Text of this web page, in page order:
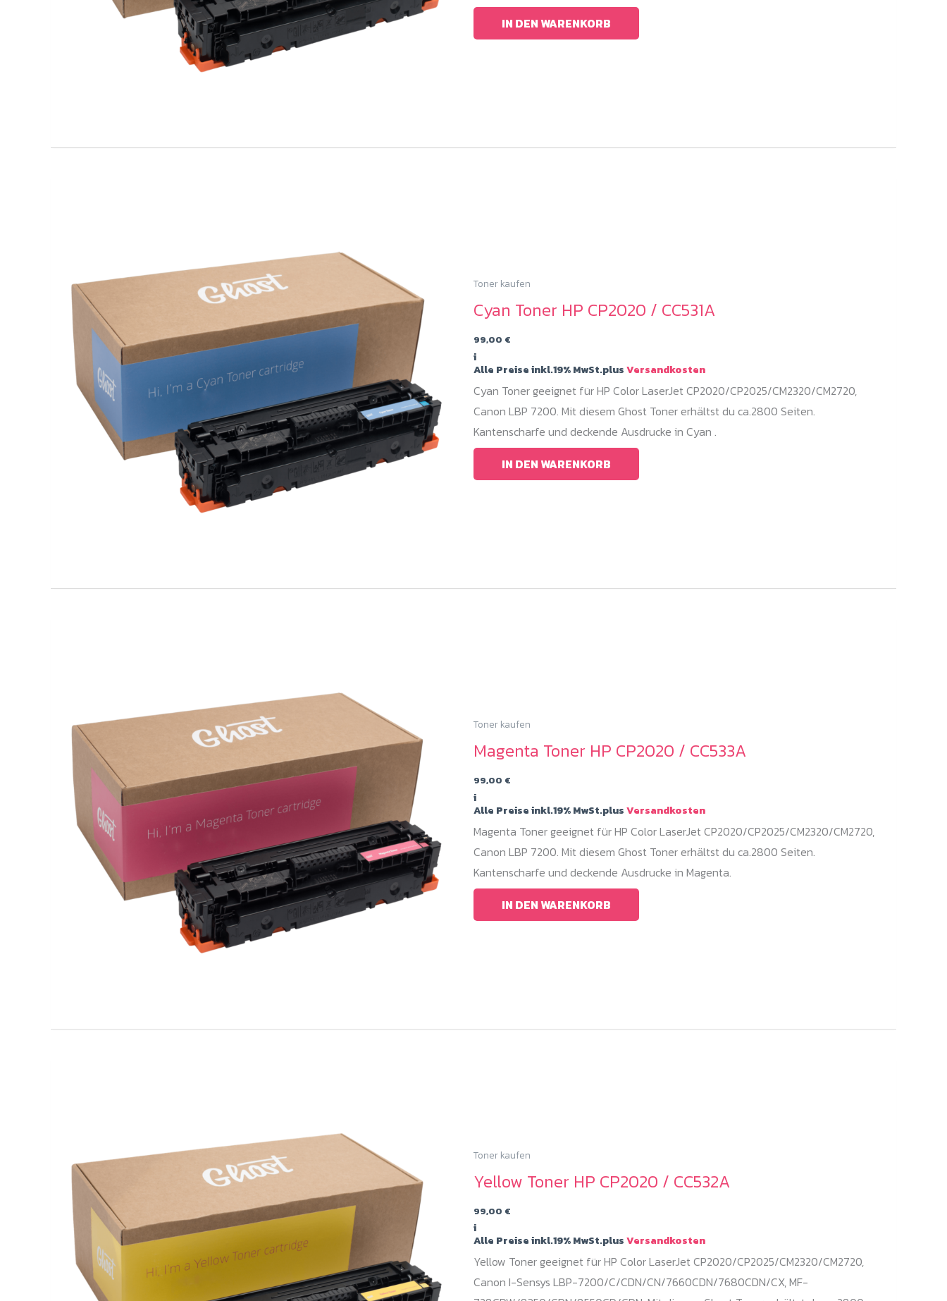
IN DEN WARENKORB
Toner kaufen
Cyan Toner HP CP2020 / CC531A
99,00 €
i
Alle Preise inkl.19% MwSt.plusVersandkosten
Cyan Toner geeignet für HP Color LaserJet CP2020/CP2025/CM2320/CM2720,
Canon LBP 7200. Mit diesem Ghost Toner erhältst du ca.2800 Seiten.
Kantenscharfe und deckende Ausdrucke in Cyan .
IN DEN WARENKORB
Toner kaufen
Magenta Toner HP CP2020 / CC533A
99,00 €
i
Alle Preise inkl.19% MwSt.plusVersandkosten
Magenta Toner geeignet für HP Color LaserJet CP2020/CP2025/CM2320/CM2720,
Canon LBP 7200. Mit diesem Ghost Toner erhältst du ca.2800 Seiten.
Kantenscharfe und deckende Ausdrucke in Magenta.
IN DEN WARENKORB
Toner kaufen
Yellow Toner HP CP2020 / CC532A
99,00 €
i
Alle Preise inkl.19% MwSt.plusVersandkosten
Yellow Toner geeignet für HP Color LaserJet CP2020/CP2025/CM2320/CM2720,
Canon I-Sensys LBP-7200/C/CDN/CN/7660CDN/7680CDN/CX, MF-